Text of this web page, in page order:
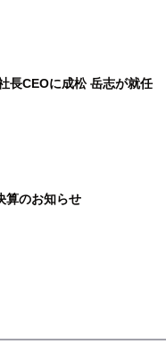
長CEOに成松 岳志が就任
算のお知らせ